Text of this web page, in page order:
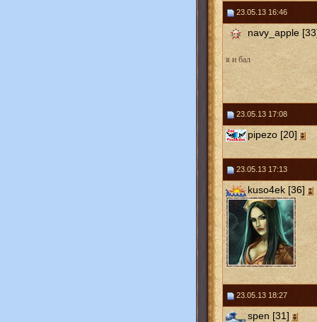
23.05.13 16:46
navy_apple
я и бал
23.05.13 17:08
pipezo [20]
23.05.13 17:13
kuso4ek [36]
23.05.13 18:27
spen [31]